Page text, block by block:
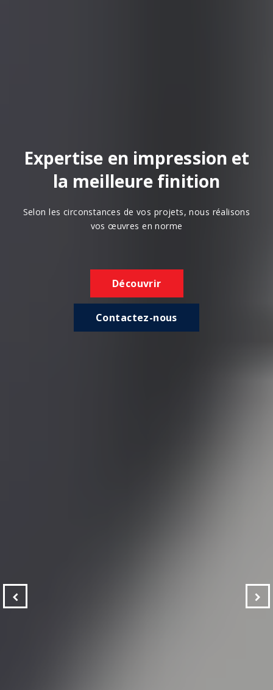
Expertise en impression et
la meilleure finition
Selon les circonstances de vos projets, nous réalisons
vos œuvres en norme
Découvrir
Contactez-nous